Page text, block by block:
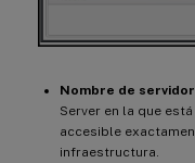
Nombre de
Server en la que
accesible
infraestructura.